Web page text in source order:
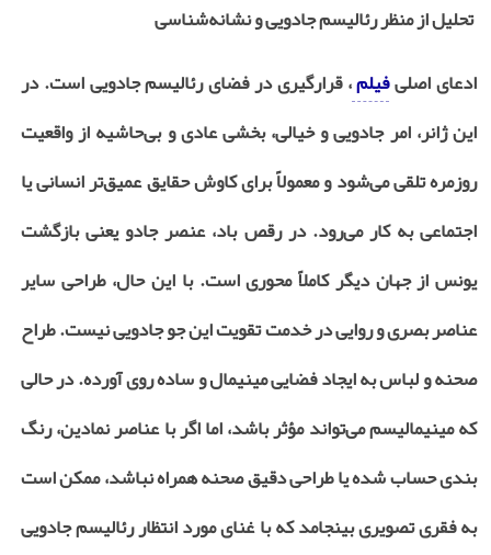
تحلیل از منظر رئالیسم جادویی و نشانه‌شناسی
ادعای اصلیفیلم، قرارگیری در فضای رئالیسم جادویی است. در
این ژانر، امر جادویی و خیالی، بخشی عادی و بی‌حاشیه از واقعیت
روزمره تلقی می‌شود و معمولاً برای کاوش حقایق عمیق‌تر انسانی یا
اجتماعی به کار می‌رود. در رقص باد، عنصر جادو یعنی بازگشت
یونس از جهان دیگر کاملاً محوری است. با این حال، طراحی سایر
عناصر بصری و روایی در خدمت تقویت این جو جادویی نیست. طراح
صحنه و لباس به ایجاد فضایی مینیمال و ساده روی آورده. در حالی
که مینیمالیسم می‌تواند مؤثر باشد، اما اگر با عناصر نمادین، رنگ‌
بندی حساب ‌شده یا طراحی دقیق صحنه همراه نباشد، ممکن است
به فقری تصویری بینجامد که با غنای مورد انتظار رئالیسم جادویی